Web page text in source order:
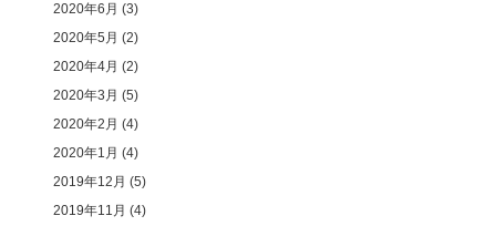
2020年6月 (3)
2020年5月 (2)
2020年4月 (2)
2020年3月 (5)
2020年2月 (4)
2020年1月 (4)
2019年12月 (5)
2019年11月 (4)